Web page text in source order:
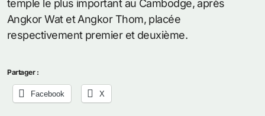
temple le plus important au Cambodge, après
Angkor Wat et Angkor Thom, placée
respectivement premier et deuxième.
Partager :
Facebook X